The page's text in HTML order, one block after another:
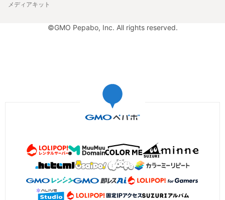
メディアキット
©GMO Pepabo, Inc. All rights reserved.